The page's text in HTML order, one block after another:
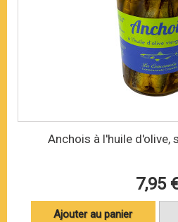
Anchois à l'huile d'olive,
7,95
Ajouter au panier